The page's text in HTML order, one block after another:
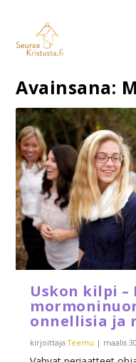
Avainsana:
Uskon kilpi –
onnellisia ja
kirjoittajaTeemu | maalis